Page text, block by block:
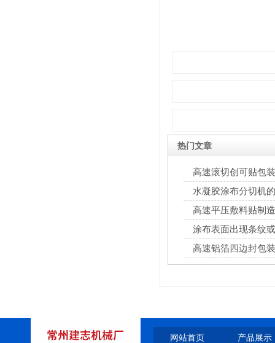
热门文章
高速滚切创可贴包
水凝胶涂布分切机
高速平压敷料贴制
涂布表面出现条纹
解决对策
高速铝箔四边封包
网站首页 产品展示